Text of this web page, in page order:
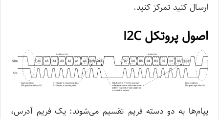
ارسال کنید تمرکز کنید.
اصول پروتکل I2C
پیام‌ها به دو دسته فریم تقسیم می‌شوند: یک فریم آدرس،